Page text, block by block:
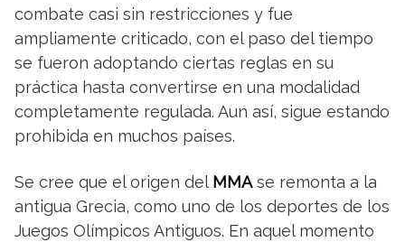
combate casi sin restricciones y fue
ampliamente criticado, con el paso del tiempo
se fueron adoptando ciertas reglas en su
práctica hasta convertirse en una modalidad
completamente regulada. Aun así, sigue estando
prohibida en muchos países.
Se cree que el origen del MMAse remonta a la
antigua Grecia, como uno de los deportes de los
Juegos Olímpicos Antiguos. En aquel momento